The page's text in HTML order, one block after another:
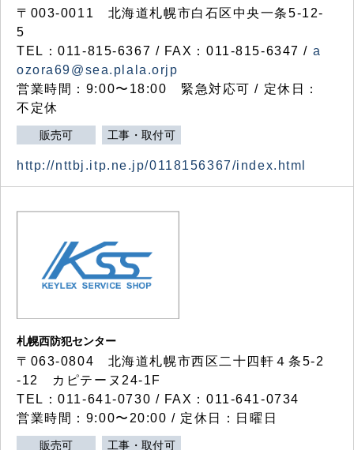
〒003-0011 北海道札幌市白石区中央一条5-12-
5
TEL：011-815-6367 / FAX：011-815-6347 / a
ozora69@sea.plala.orjp
営業時間：9:00〜18:00 緊急対応可 / 定休日：
不定休
販売可 工事・取付可
http://nttbj.itp.ne.jp/0118156367/index.html
札幌西防犯センター
〒063-0804 北海道札幌市西区二十四軒４条5-2
-12 カピテーヌ24-1F
TEL：011-641-0730 / FAX：011-641-0734
営業時間：9:00〜20:00 / 定休日：日曜日
販売可 工事・取付可